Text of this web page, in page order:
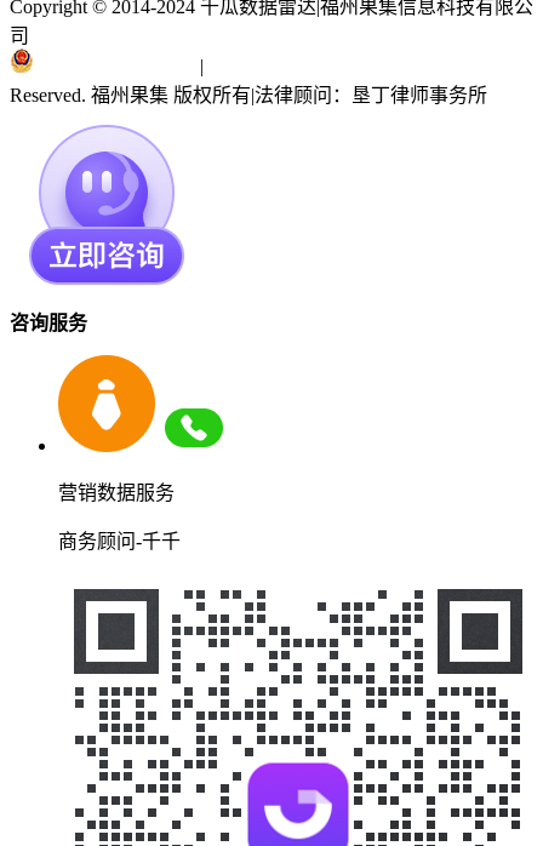
Copyright © 2014-2024 千瓜数据雷达|福州果集信息科技有限公
司
|
Reserved. 福州果集 版权所有|法律顾问：垦丁律师事务所
咨询服务
营销数据服务
商务顾问-千千